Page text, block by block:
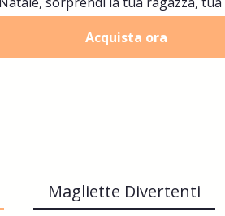
Acquista ora
Magliette Divertenti